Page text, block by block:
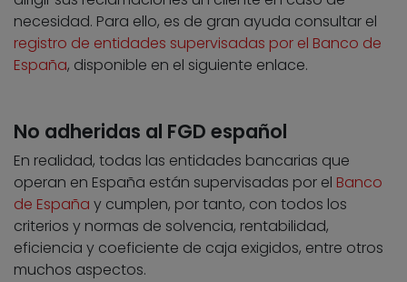
necesidad. Para ello, es de gran ayuda consultar el
registro de entidades supervisadas por el Banco de
España, disponible en el siguiente enlace.
No adheridas al FGD español
En realidad, todas las entidades bancarias que
operan en España están supervisadas por el Banco
de España y cumplen, por tanto, con todos los
criterios y normas de solvencia, rentabilidad,
eficiencia y coeficiente de caja exigidos, entre otros
muchos aspectos.